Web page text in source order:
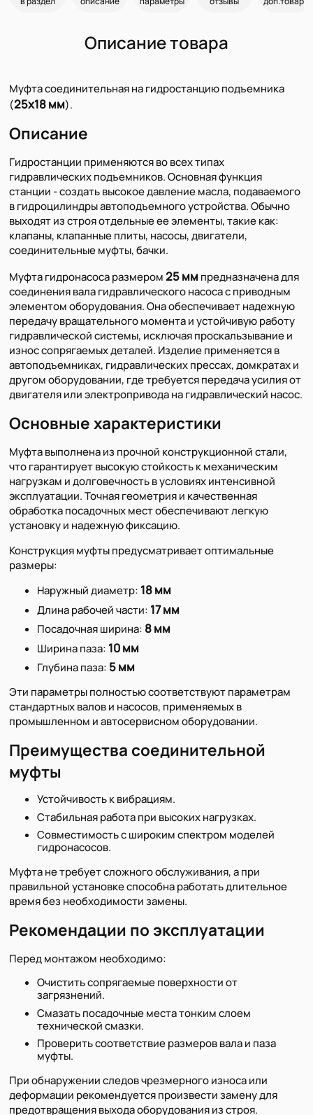
Описание товара
Муфта соединительная на гидростанцию подъемника
(25х18 мм).
Описание
Гидростанции применяются во всех типах
гидравлических подъемников. Основная функция
станции - создать высокое давление масла, подаваемого
в гидроцилиндры автоподъемного устройства. Обычно
выходят из строя отдельные ее элементы, такие как:
клапаны, клапанные плиты, насосы, двигатели,
соединительные муфты, бачки.
Муфта гидронасоса размером25 ммпредназначена для
соединения вала гидравлического насоса с приводным
элементом оборудования. Она обеспечивает надежную
передачу вращательного момента и устойчивую работу
гидравлической системы, исключая проскальзывание и
износ сопрягаемых деталей. Изделие применяется в
автоподъемниках, гидравлических прессах, домкратах и
другом оборудовании, где требуется передача усилия от
двигателя или электропривода на гидравлический насос.
Основные характеристики
Муфта выполнена из прочной конструкционной стали,
что гарантирует высокую стойкость к механическим
нагрузкам и долговечность в условиях интенсивной
эксплуатации. Точная геометрия и качественная
обработка посадочных мест обеспечивают легкую
установку и надежную фиксацию.
Конструкция муфты предусматривает оптимальные
размеры:
Наружный диаметр: 18 мм
Длина рабочей части: 17 мм
Посадочная ширина: 8 мм
Ширина паза: 10 мм
Глубина паза: 5 мм
Эти параметры полностью соответствуют параметрам
стандартных валов и насосов, применяемых в
промышленном и автосервисном оборудовании.
Преимущества соединительной
муфты
Устойчивость к вибрациям.
Стабильная работа при высоких нагрузках.
Совместимость с широким спектром моделей
гидронасосов.
Муфта не требует сложного обслуживания, а при
правильной установке способна работать длительное
время без необходимости замены.
Рекомендации по эксплуатации
Перед монтажом необходимо:
Очистить сопрягаемые поверхности от
загрязнений.
Смазать посадочные места тонким слоем
технической смазки.
Проверить соответствие размеров вала и паза
муфты.
При обнаружении следов чрезмерного износа или
деформации рекомендуется произвести замену для
предотвращения выхода оборудования из строя.